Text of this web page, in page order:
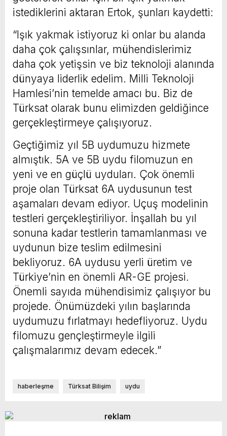
istediklerini aktaran Ertok, şunları kaydetti:
“Işık yakmak istiyoruz ki onlar bu alanda
daha çok çalışsınlar, mühendislerimiz
daha çok yetişsin ve biz teknoloji alanında
dünyaya liderlik edelim. Milli Teknoloji
Hamlesi’nin temelde amacı bu. Biz de
Türksat olarak bunu elimizden geldiğince
gerçekleştirmeye çalışıyoruz.
Geçtiğimiz yıl 5B uydumuzu hizmete
almıştık. 5A ve 5B uydu filomuzun en
yeni ve en güçlü uyduları. Çok önemli
proje olan Türksat 6A uydusunun test
aşamaları devam ediyor. Uçuş modelinin
testleri gerçekleştiriliyor. İnşallah bu yıl
sonuna kadar testlerin tamamlanması ve
uydunun bize teslim edilmesini
bekliyoruz. 6A uydusu yerli üretim ve
Türkiye’nin en önemli AR-GE projesi.
Önemli sayıda mühendisimiz çalışıyor bu
projede. Önümüzdeki yılın başlarında
uydumuzu fırlatmayı hedefliyoruz. Uydu
filomuzu gençleştirmeyle ilgili
çalışmalarımız devam edecek.”
haberleşme Türksat Bilişim uydu